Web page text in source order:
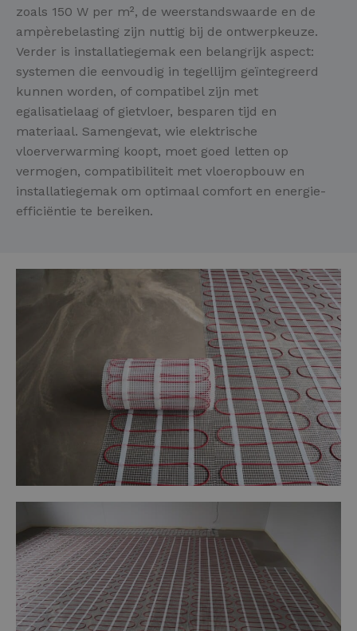
zoals 150 W per m², de weerstandswaarde en de
ampèrebelasting zijn nuttig bij de ontwerpkeuze.
Verder is installatiegemak een belangrijk aspect:
systemen die eenvoudig in tegellijm geïntegreerd
kunnen worden, of compatibel zijn met
egalisatielaag of gietvloer, besparen tijd en
materiaal. Samengevat, wie elektrische
vloerverwarming koopt, moet goed letten op
vermogen, compatibiliteit met vloeropbouw en
installatiegemak om optimaal comfort en energie-
efficiëntie te bereiken.